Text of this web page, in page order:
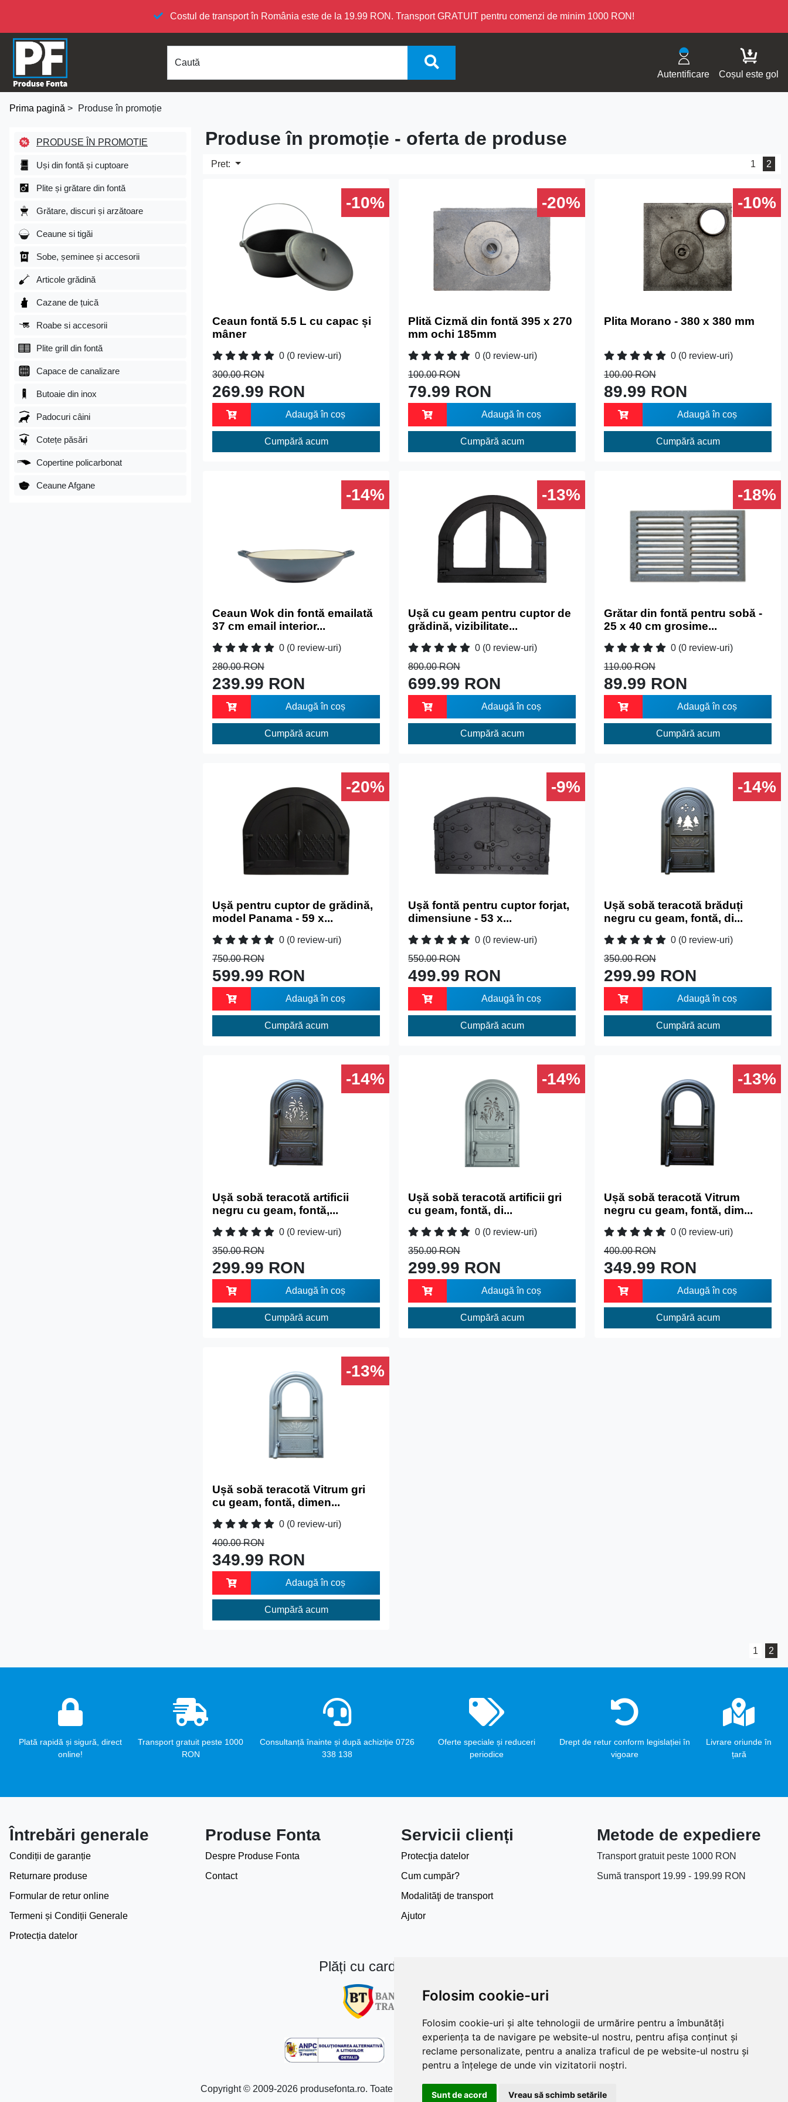
Folosim cookie-uri
Folosim cookie-uri și alte tehnologii de urmărire pentru a îmbunătăți
experiența ta de navigare pe website-ul nostru, pentru afișa conținut și
reclame personalizate, pentru a analiza traficul de pe website-ul nostru și
pentru a înțelege de unde vin vizitatorii noștri.
Sunt de acord Vreau să schimb setările
Costul de transport în România este de la 19.99 RON. Transport GRATUIT pentru comenzi de minim 1000 RON!
Caută
Autentificare
Coșul este gol
Prima pagină > Produse în promoție
PRODUSE ÎN PROMOȚIE
Uși din fontă și cuptoare
Plite și grătare din fontă
Grătare, discuri și arzătoare
Ceaune si tigăi
Sobe, șeminee și accesorii
Articole grădină
Cazane de țuică
Roabe si accesorii
Plite grill din fontă
Capace de canalizare
Butoaie din inox
Padocuri câini
Cotețe păsări
Copertine policarbonat
Ceaune Afgane
Produse în promoție - oferta de produse
Pret: 1 2
-10%
Ceaun fontă 5.5 L cu capac și
mâner
0 (0 review-uri)
300.00 RON
269.99 RON
Adaugă în coș
Cumpără acum
-20%
Plită Cizmă din fontă 395 x 270
mm ochi 185mm
0 (0 review-uri)
100.00 RON
79.99 RON
Adaugă în coș
Cumpără acum
-10%
Plita Morano - 380 x 380 mm
0 (0 review-uri)
100.00 RON
89.99 RON
Adaugă în coș
Cumpără acum
-14%
Ceaun Wok din fontă emailată
37 cm email interior...
0 (0 review-uri)
280.00 RON
239.99 RON
Adaugă în coș
Cumpără acum
-13%
Ușă cu geam pentru cuptor de
grădină, vizibilitate...
0 (0 review-uri)
800.00 RON
699.99 RON
Adaugă în coș
Cumpără acum
-18%
Grătar din fontă pentru sobă -
25 x 40 cm grosime...
0 (0 review-uri)
110.00 RON
89.99 RON
Adaugă în coș
Cumpără acum
-20%
Ușă pentru cuptor de grădină,
model Panama - 59 x...
0 (0 review-uri)
750.00 RON
599.99 RON
Adaugă în coș
Cumpără acum
-9%
Ușă fontă pentru cuptor forjat,
dimensiune - 53 x...
0 (0 review-uri)
550.00 RON
499.99 RON
Adaugă în coș
Cumpără acum
-14%
Ușă sobă teracotă brăduți
negru cu geam, fontă, di...
0 (0 review-uri)
350.00 RON
299.99 RON
Adaugă în coș
Cumpără acum
-14%
Ușă sobă teracotă artificii
negru cu geam, fontă,...
0 (0 review-uri)
350.00 RON
299.99 RON
Adaugă în coș
Cumpără acum
-14%
Ușă sobă teracotă artificii gri
cu geam, fontă, di...
0 (0 review-uri)
350.00 RON
299.99 RON
Adaugă în coș
Cumpără acum
-13%
Ușă sobă teracotă Vitrum
negru cu geam, fontă, dim...
0 (0 review-uri)
400.00 RON
349.99 RON
Adaugă în coș
Cumpără acum
-13%
Ușă sobă teracotă Vitrum gri
cu geam, fontă, dimen...
0 (0 review-uri)
400.00 RON
349.99 RON
Adaugă în coș
Cumpără acum
1 2
Plată rapidă și sigură, direct
online!
Transport gratuit peste 1000
RON
Consultanță înainte și după achiziție 0726
338 138
Oferte speciale și reduceri
periodice
Drept de retur conform legislației în
vigoare
Livrare oriunde în
țară
Întrebări generale
Condiții de garanție
Returnare produse
Formular de retur online
Termeni și Condiții Generale
Protecția datelor
Produse Fonta
Despre Produse Fonta
Contact
Servicii clienți
Protecţia datelor
Cum cumpăr?
Modalităţi de transport
Ajutor
Metode de expediere
Transport gratuit peste 1000 RON
Sumă transport 19.99 - 199.99 RON
Plăți cu card bancar prin
Copyright © 2009-2026 produsefonta.ro. Toate drepturile rezervate Toate prețurile includ TVA!